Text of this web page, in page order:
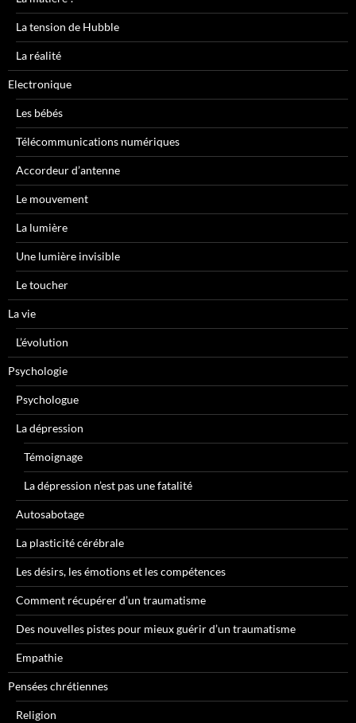
La tension de Hubble
La réalité
Electronique
Les bébés
Télécommunications numériques
Accordeur d’antenne
Le mouvement
La lumière
Une lumière invisible
Le toucher
La vie
L’évolution
Psychologie
Psychologue
La dépression
Témoignage
La dépression n’est pas une fatalité
Autosabotage
La plasticité cérébrale
Les désirs, les émotions et les compétences
Comment récupérer d’un traumatisme
Des nouvelles pistes pour mieux guérir d’un traumatisme
Empathie
Pensées chrétiennes
Religion